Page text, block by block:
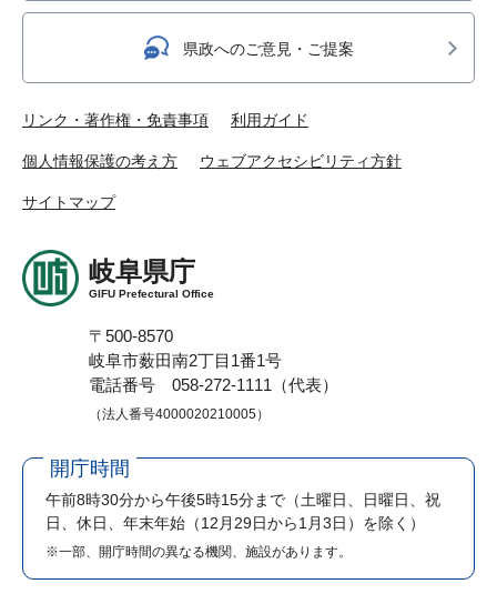
県政へのご意見・ご提案
リンク・著作権・免責事項 利用ガイド
個人情報保護の考え方 ウェブアクセシビリティ方針
サイトマップ
岐阜県庁
GIFU Prefectural Office
〒500-8570
岐阜市薮田南2丁目1番1号
電話番号 058-272-1111（代表）
（法人番号4000020210005）
開庁時間
午前8時30分から午後5時15分まで （土曜日、日曜日、祝
日、休日、年末年始（12月29日から1月3日）を除く）
※一部、開庁時間の異なる機関、施設があります。